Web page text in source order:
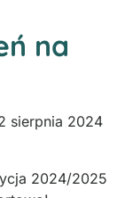
na
sierpnia 2024
2024/2025